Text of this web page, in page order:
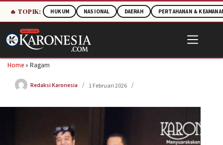
🔥 TOPIK: HUKUM NASIONAL DAERAH PERTAHANAN &
to
content
Home » Ragam
Redaksi Karonesia 1 Februari 2026